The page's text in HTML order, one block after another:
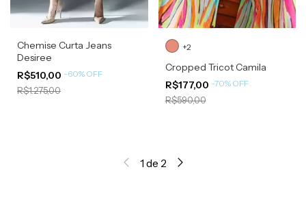
Chemise Curta Jeans
Desiree
R$510,00 -60% OFF
R$1.275,00
+2
Cropped Tricot Camila
R$177,00 -70% OFF
R$590,00
1 de 2